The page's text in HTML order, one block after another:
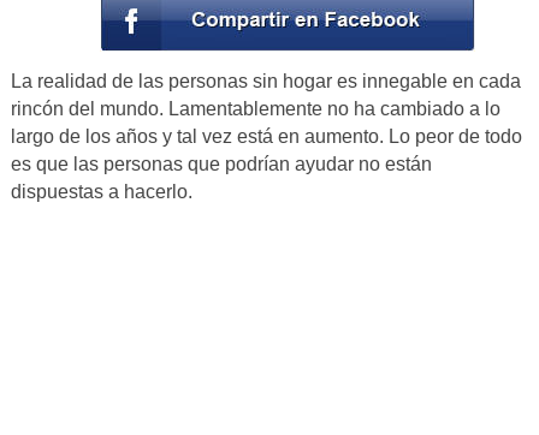
La realidad de las personas sin hogar es innegable en cada
rincón del mundo. Lamentablemente no ha cambiado a lo
largo de los años y tal vez está en aumento. Lo peor de todo
es que las personas que podrían ayudar no están
dispuestas a hacerlo.